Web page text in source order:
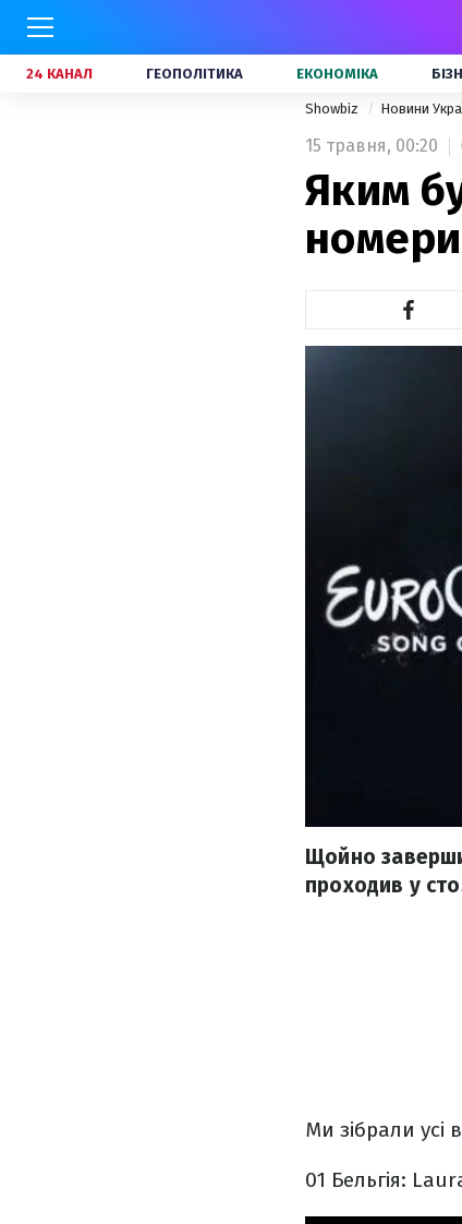
24 КАНАЛ ГЕОПОЛІТИКА ЕКОНОМІКА
Showbiz Новини
15 травня, 00:20
Яким
Щойно
проходив у
Ми зібрали усі
01 Бельгія: